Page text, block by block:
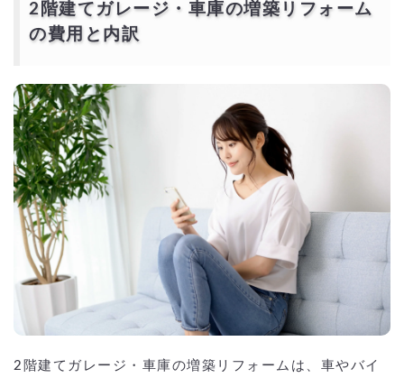
2階建てガレージ・車庫の増築リフォーム
の費用と内訳
2階建てガレージ・車庫の増築リフォームは、車やバイ